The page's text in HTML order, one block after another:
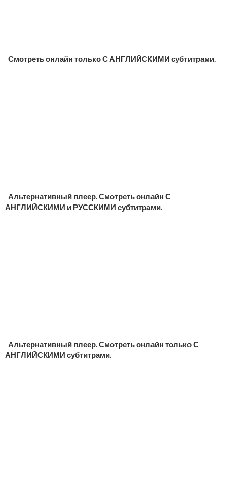
Смотреть онлайн только С АНГЛИЙСКИМИ субтитрами.
Альтернативный плеер. Смотреть онлайн С
АНГЛИЙСКИМИ и РУССКИМИ субтитрами.
Альтернативный плеер. Смотреть онлайн только С
АНГЛИЙСКИМИ субтитрами.